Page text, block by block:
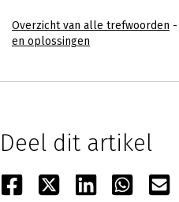
Overzicht van alle trefwoorden -
en oplossingen
Deel dit artikel